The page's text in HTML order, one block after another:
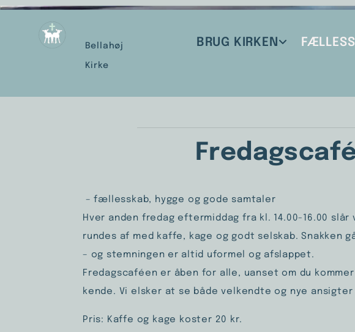
Bellahøj
Kirke
BRUG KIRKEN
– fællesskab, hygge og gode samtaler
Hver anden fredag eftermiddag fra kl. 14.00-16.00
rundes af med kaffe, kage og godt selskab.Snakken
– og stemningen er altid uformel og afslappet.
Fredagscaféen er åben for alle, uanset om du
kende. Vi elsker at se både velkendte og nye
Pris: Kaffe og kage koster 20 kr.